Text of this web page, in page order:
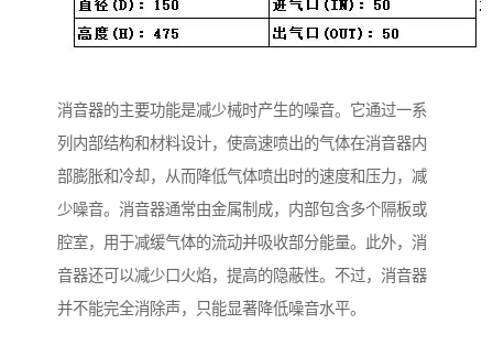
消音器的主要功能是减少械时产生的噪音。它通过一系
列内部结构和材料设计，使高速喷出的气体在消音器内
部膨胀和冷却，从而降低气体喷出时的速度和压力，减
少噪音。消音器通常由金属制成，内部包含多个隔板或
腔室，用于减缓气体的流动并吸收部分能量。此外，消
音器还可以减少口火焰，提高的隐蔽性。不过，消音器
并不能完全消除声，只能显著降低噪音水平。